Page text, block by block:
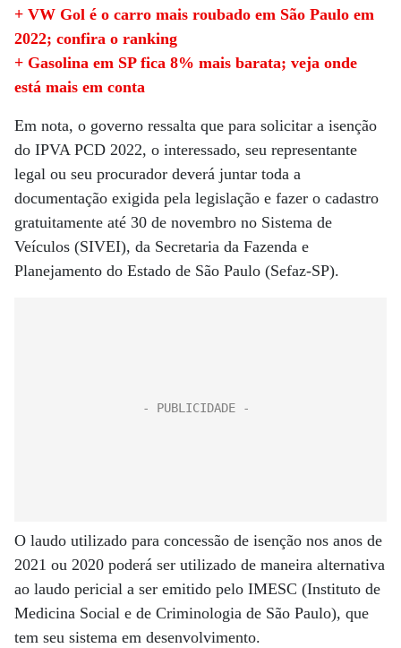
+ VW Gol é o carro mais roubado em São Paulo em
2022; confira o ranking
+ Gasolina em SP fica 8% mais barata; veja onde
está mais em conta
Em nota, o governo ressalta que para solicitar a isenção
do IPVA PCD 2022, o interessado, seu representante
legal ou seu procurador deverá juntar toda a
documentação exigida pela legislação e fazer o cadastro
gratuitamente até 30 de novembro no Sistema de
Veículos (SIVEI), da Secretaria da Fazenda e
Planejamento do Estado de São Paulo (Sefaz-SP).
O laudo utilizado para concessão de isenção nos anos de
2021 ou 2020 poderá ser utilizado de maneira alternativa
ao laudo pericial a ser emitido pelo IMESC (Instituto de
Medicina Social e de Criminologia de São Paulo), que
tem seu sistema em desenvolvimento.